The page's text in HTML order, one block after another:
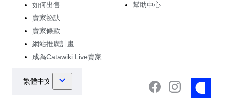
如何出售
賣家祕訣
賣家條款
網站推廣計畫
成為Catawiki Live賣家
幫助中心